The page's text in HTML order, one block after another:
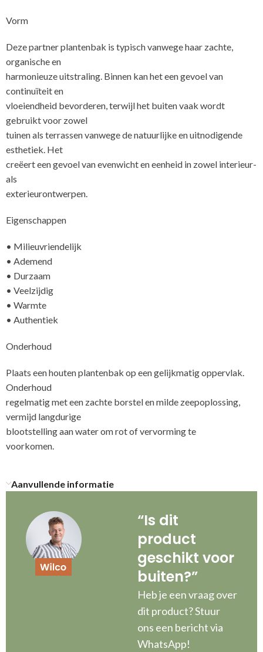
Vorm
Deze partner plantenbak is typisch vanwege haar zachte,
organische en
harmonieuze uitstraling. Binnen kan het een gevoel van
continuïteit en
vloeiendheid bevorderen, terwijl het buiten vaak wordt
gebruikt voor zowel
tuinen als terrassen vanwege de natuurlijke en uitnodigende
esthetiek. Het
creëert een gevoel van evenwicht en eenheid in zowel interieur-
als
Eigenschappen
• Milieuvriendelijk
• Ademend
• Durzaam
• Veelzijdig
• Warmte
• Authentiek
Onderhoud
Plaats een houten plantenbak op een gelijkmatig oppervlak.
Onderhoud
regelmatig met een zachte borstel en milde zeepoplossing,
vermijd langdurige
blootstelling aan water om rot of vervorming te
Aanvullende informatie
“Is dit
product
geschikt voor
buiten?”
Heb je een vraag over
dit product? Stuur
ons een bericht via
WhatsApp!